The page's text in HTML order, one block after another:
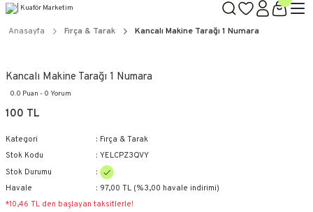
KAPIDA ÖDEME SEÇENEĞİ
Anasayfa Fırça & Tarak Kancalı Makine Tarağı 1 Numara
Kancalı Makine Tarağı 1 Numara
0.0 Puan - 0 Yorum
100 TL
Kategori
Fırça & Tarak
Stok Kodu
YELCPZ3QVY
Stok Durumu
Havale
97,00 TL (%3,00 havale indirimi)
*10,46 TL den başlayan taksitlerle!